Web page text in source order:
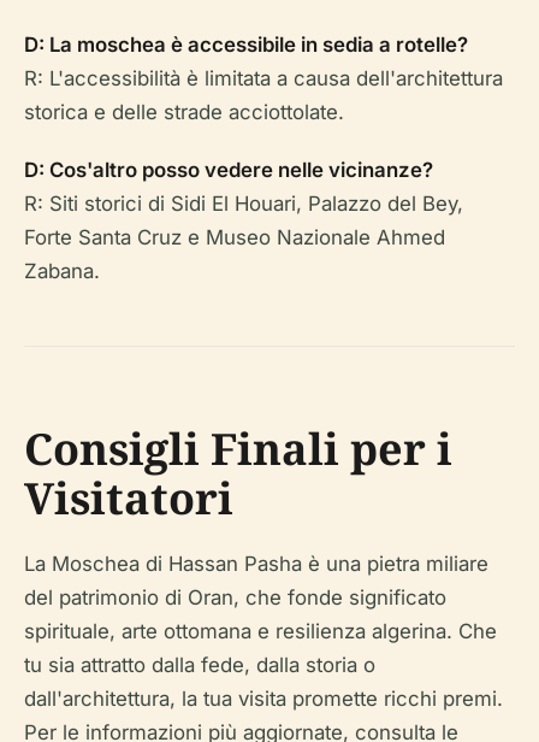
D: La moschea è accessibile in sedia a rotelle?
R: L'accessibilità è limitata a causa dell'architettura
storica e delle strade acciottolate.
D: Cos'altro posso vedere nelle vicinanze?
R: Siti storici di Sidi El Houari, Palazzo del Bey,
Forte Santa Cruz e Museo Nazionale Ahmed
Zabana.
Consigli Finali per i
Visitatori
La Moschea di Hassan Pasha è una pietra miliare
del patrimonio di Oran, che fonde significato
spirituale, arte ottomana e resilienza algerina. Che
tu sia attratto dalla fede, dalla storia o
dall'architettura, la tua visita promette ricchi premi.
Per le informazioni più aggiornate, consulta le